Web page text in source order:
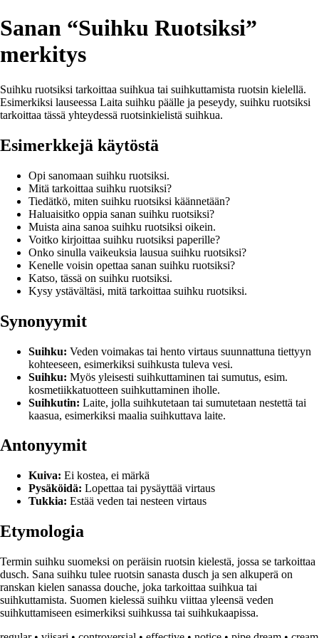
Sanan “Suihku Ruotsiksi”
merkitys
Suihku ruotsiksi tarkoittaa suihkua tai suihkuttamista ruotsin kielellä.
Esimerkiksi lauseessa Laita suihku päälle ja peseydy, suihku ruotsiksi
tarkoittaa tässä yhteydessä ruotsinkielistä suihkua.
Esimerkkejä käytöstä
Opi sanomaan suihku ruotsiksi.
Mitä tarkoittaa suihku ruotsiksi?
Tiedätkö, miten suihku ruotsiksi käännetään?
Haluaisitko oppia sanan suihku ruotsiksi?
Muista aina sanoa suihku ruotsiksi oikein.
Voitko kirjoittaa suihku ruotsiksi paperille?
Onko sinulla vaikeuksia lausua suihku ruotsiksi?
Kenelle voisin opettaa sanan suihku ruotsiksi?
Katso, tässä on suihku ruotsiksi.
Kysy ystävältäsi, mitä tarkoittaa suihku ruotsiksi.
Synonyymit
Suihku: Veden voimakas tai hento virtaus suunnattuna tiettyyn
kohteeseen, esimerkiksi suihkusta tuleva vesi.
Suihku: Myös yleisesti suihkuttaminen tai sumutus, esim.
kosmetiikkatuotteen suihkuttaminen iholle.
Suihkutin: Laite, jolla suihkutetaan tai sumutetaan nestettä tai
kaasua, esimerkiksi maalia suihkuttava laite.
Antonyymit
Kuiva: Ei kostea, ei märkä
Pysäköidä: Lopettaa tai pysäyttää virtaus
Tukkia: Estää veden tai nesteen virtaus
Etymologia
Termin suihku suomeksi on peräisin ruotsin kielestä, jossa se tarkoittaa
dusch. Sana suihku tulee ruotsin sanasta dusch ja sen alkuperä on
ranskan kielen sanassa douche, joka tarkoittaa suihkua tai
suihkuttamista. Suomen kielessä suihku viittaa yleensä veden
suihkuttamiseen esimerkiksi suihkussa tai suihkukaapissa.